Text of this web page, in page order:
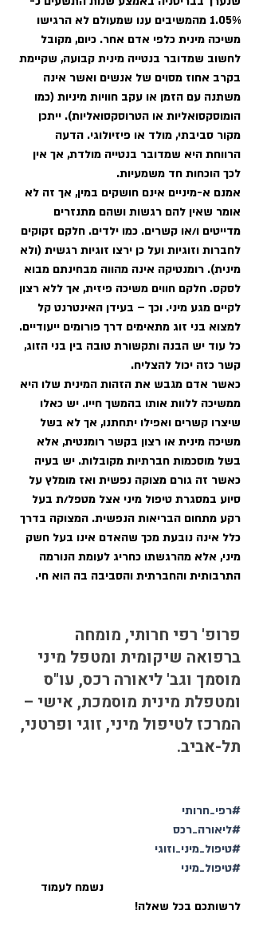
1.05% מהמשיבים ענו שמעולם לא הרגישו
משיכה מינית כלפי אדם אחר. כיום, מקובל
לחשוב שמדובר בנטייה מינית קבועה, שקיימת
בקרב אחוז מסוים של אנשים ואשר אינה
משתנה עם הזמן או עקב חוויות מיניות (כמו
הומוסקסואליות או הטרוסקסואליות). ייתכן
מקור סביבתי, מולד או פיזיולוגי. הדעה
הרווחת היא שמדובר בנטייה מולדת, אך אין
לכך הוכחות חד משמעיות.
אמנם א-מיניים אינם חושקים במין, אך זה לא
אומר שאין להם רגשות ושהם מתנזרים
מדייטים ו/או קשרים. כמו ילדים. חלקם זקוקים
לחברות וזוגיות ועל כן ירצו זוגיות רגשית (ולא
מינית). רומנטיקה אינה מהווה מבחינתם מבוא
לסקס. חלקם חווים משיכה פיזית, אך ללא רצון
לקיים מגע מיני. וכך – בעידן האינטרנט קל
למצוא בני זוג מתאימים דרך פורומים ייעודיים.
כל עוד יש הבנה ותקשורת טובה בין בני הזוג,
קשר כזה יכול להצליח.
כאשר אדם מגבש את הזהות המינית שלו היא
ממשיכה ללוות אותו בהמשך חייו. יש כאלו
שיצרו קשרים ואפילו יתחתנו, אך לא בשל
משיכה מינית או רצון בקשר רומנטית, אלא
בשל מוסכמות חברתיות מקובלות. יש בעיה
כאשר זה גורם מצוקה נפשית ואז מומלץ על
סיוע במסגרת טיפול מיני אצל מטפל/ת בעל
רקע מתחום הבריאות הנפשית. המצוקה בדרך
כלל אינה נובעת מכך שהאדם אינו בעל חשק
מיני, אלא מהרגשתו כחריג לעומת הנורמה
התרבותית והחברתית והסביבה בה הוא חי.
פרופ' רפי חרותי, מומחה
ברפואה שיקומית ומטפל מיני
מוסמך וגב' ליאורה רכס, עו"ס
ומטפלת מינית מוסמכת, אישי –
המרכז לטיפול מיני, זוגי ופרטני,
תל-אביב.
#רפי_חרותי
#ליאורה_רכס
#טיפול_מיני_וזוגי
#טיפול_מיני
                                           נשמח לעמוד
לרשותכם בכל שאלה!